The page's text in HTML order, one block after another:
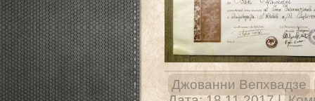
Джованни Вепхвадзе